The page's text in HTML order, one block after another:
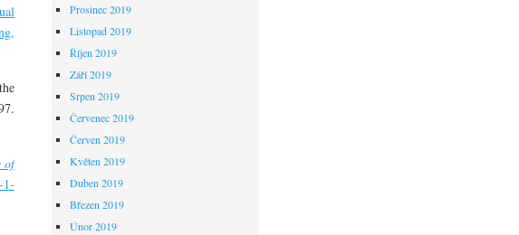
of
1-
Prosinec 2019
Listopad 2019
Říjen 2019
Září 2019
Srpen 2019
Červenec 2019
Červen 2019
Květen 2019
Duben 2019
Březen 2019
Únor 2019